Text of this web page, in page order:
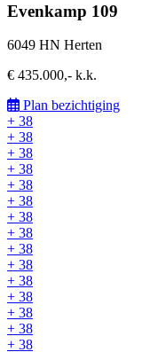
Evenkamp 109
6049 HN Herten
€ 435.000,- k.k.
Plan bezichtiging
+ 38
+ 38
+ 38
+ 38
+ 38
+ 38
+ 38
+ 38
+ 38
+ 38
+ 38
+ 38
+ 38
+ 38
+ 38